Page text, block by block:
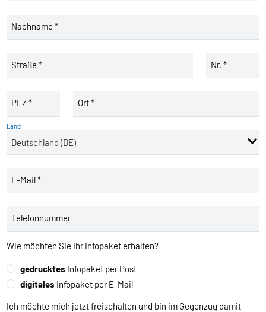
Nachname *
Straße * Nr. *
PLZ * Ort *
Land
E-Mail *
Telefonnummer
Wie möchten Sie Ihr Infopaket erhalten?
gedrucktes Infopaket per Post
digitales Infopaket per E-Mail
Ich möchte mich jetzt freischalten und bin im Gegenzug damit